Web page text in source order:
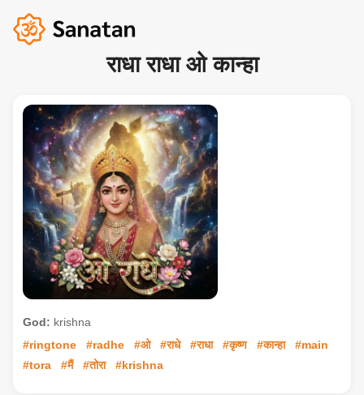
राधा राधा ओ कान्हा
God: krishna
#ringtone
#radhe #ओ #राधे #राधा #कृष्ण #कान्हा
#main
#tora
#मैं #तोरा #krishna